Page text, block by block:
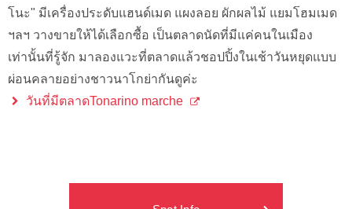
โนะ" มีเครื่องประดับแฮนด์เมด แผงลอย ผักผลไม้ แยมโฮมเมด
ฯลฯ วางขายให้ได้เลือกซื้อ เป็นตลาดนัดที่มีแค่คนในเมือง
เท่านั้นที่รู้จัก มาลองแวะที่ตลาดแล้วชอปปิ้งในเช้าวันหยุดแบบ
ผ่อนคลายอย่างชาวนาโกย่ากันดูค่ะ
วันที่มีตลาดTonarino marche